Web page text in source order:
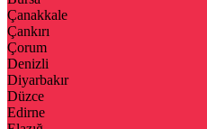
Çanakkale
Çankırı
Çorum
Denizli
Diyarbakır
Düzce
Edirne